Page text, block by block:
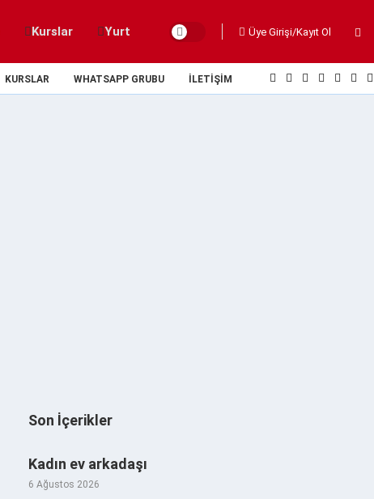
Kurslar Yurt Üye Girişi/Kayıt Ol
KURSLAR WHATSAPP GRUBU İLETIŞIM
Son İçerikler
Kadın ev arkadaşı
6 Ağustos 2026